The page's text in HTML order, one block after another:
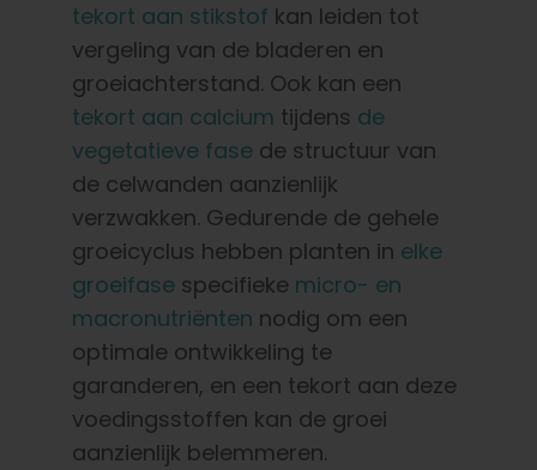
tekort aan stikstof kan leiden tot
vergeling van de bladeren en
groeiachterstand. Ook kan een
tekort aan calcium tijdens de
vegetatieve fase de structuur van
de celwanden aanzienlijk
verzwakken. Gedurende de gehele
groeicyclus hebben planten in elke
groeifase specifieke micro- en
macronutriënten nodig om een
optimale ontwikkeling te
garanderen, en een tekort aan deze
voedingsstoffen kan de groei
aanzienlijk belemmeren.